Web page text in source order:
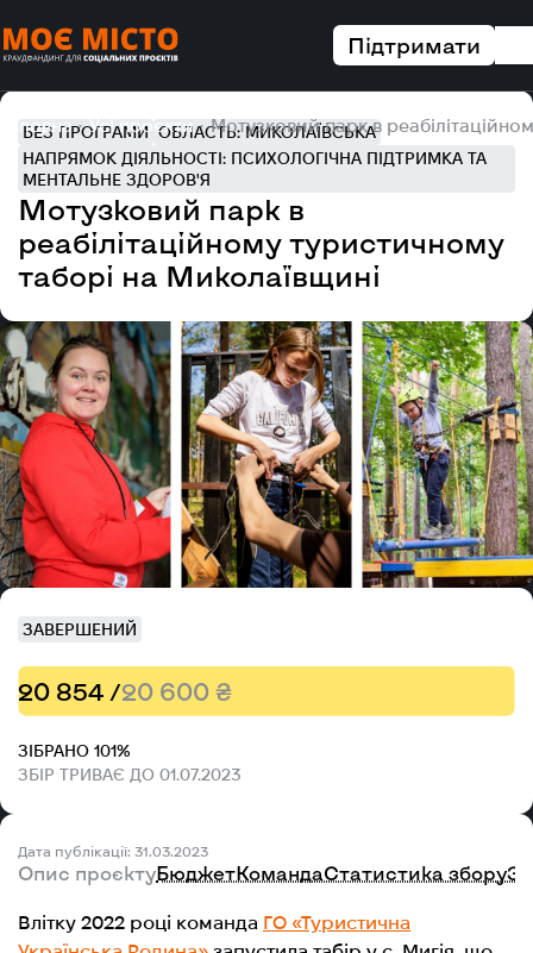
Підтримати
Головна Усі проєкти Мотузковий парк в
БЕЗ ПРОГРАМИ ОБЛАСТЬ: МИКОЛАЇВСЬКА
НАПРЯМОК ДІЯЛЬНОСТІ: ПСИХОЛОГІЧНА ПІДТРИМКА ТА
МЕНТАЛЬНЕ ЗДОРОВ'Я
Мотузковий парк в
реабілітаційному туристичному
таборі на Миколаївщині
ЗАВЕРШЕНИЙ
20 854 /20 600 ₴
ЗІБРАНО 101%
ЗБІР ТРИВАЄ ДО 01.07.2023
Дата публікації: 31.03.2023
Опис проєктуБюджетКомандаСтатистика збору
Влітку 2022 році команда ГО «Туристична